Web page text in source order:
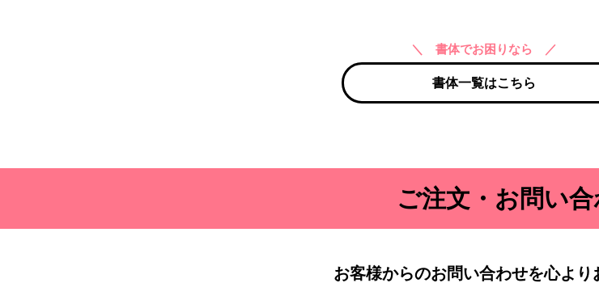
＼ 書体でお困りなら ／
書体一覧はこちら
ご注文・お問い
お客様からのお問い合わせを心より